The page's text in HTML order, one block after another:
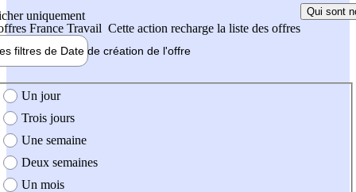
uniquement
France Travail Cette action recharge la liste des offres
Qui sont
filtres de Date de création de l'offre
création de l'offre
Un jour
Trois jours
Une semaine
Deux semaines
Un mois